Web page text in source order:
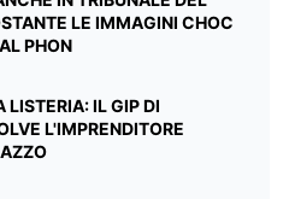
LE IMMAGINI CHOC
PHON
LISTERIA: IL GIP DI
L'IMPRENDITORE